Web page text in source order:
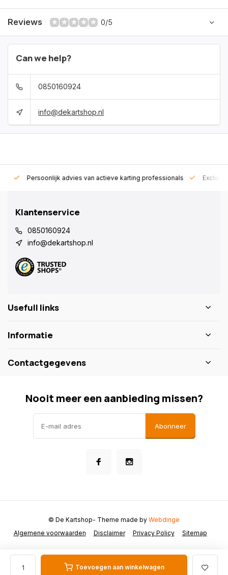
Toevoegen aan winkelwagen
Reviews 0/5
Can we help?
0850160924
info@dekartshop.nl
Persoonlijk advies van actieve karting professionals
Klantenservice
0850160924
info@dekartshop.nl
Usefull links
Informatie
Contactgegevens
Nooit meer een aanbieding missen?
Abonneer
Algemene voorwaarden Disclaimer Privacy Policy Sitemap
© De Kartshop- Theme made by Webdinge